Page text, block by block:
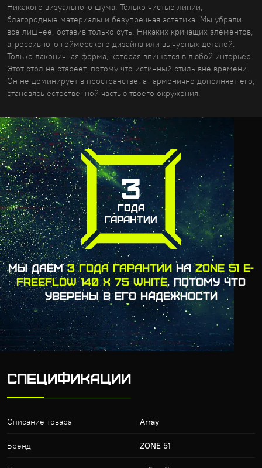
Никакого визуального шума. Только чистые линии,
благородные материалы и безупречная эстетика. Мы убрали
все лишнее, оставив только суть. Никаких кричащих элементов,
агрессивного геймерского дизайна или вычурных деталей.
Только лаконичная форма, которая впишется в любой интерьер.
Этот стол не стареет, потому что истинный стиль вне времени.
Он не доминирует в пространстве, а гармонично дополняет его,
становясь естественной частью твоего окружения.
3
ГОДА
ГАРАНТИИ
МЫ ДАЕМ3 ГОДА ГАРАНТИИ НАZONE 51 E-
FREEFLOW 140 X 75 WHITE, ПОТОМУ ЧТО
УВЕРЕНЫ В ЕГО НАДЕЖНОСТИ
СПЕЦИФИКАЦИИ
Описание товара Array
Бренд ZONE 51